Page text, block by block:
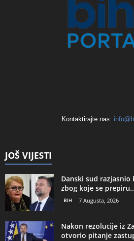
Kontaktirajte nas:
JOŠ VIJESTI
Danski sud
zbog koje se
BIH 7 Augusta, 2026
Nakon rezolucije iz
otvorio pitanje